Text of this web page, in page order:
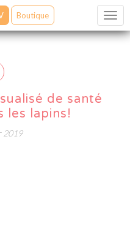
Boutique
de santé
les lapins!
2019